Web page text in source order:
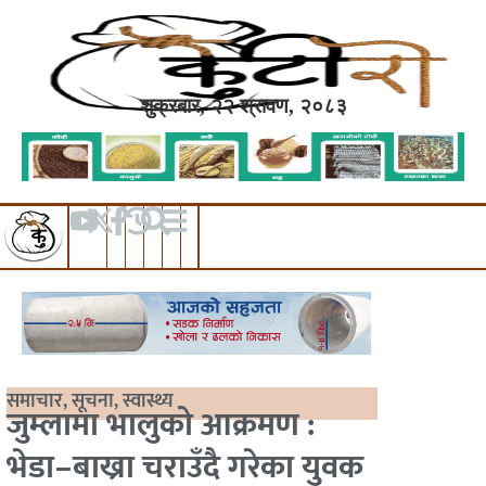
शुक्रबार, २२ श्रावण, २०८३
समाचार,सूचना,स्वास्थ्य
जुम्लामा भालुको आक्रमण :
भेडा–बाख्रा चराउँदै गरेका युवक